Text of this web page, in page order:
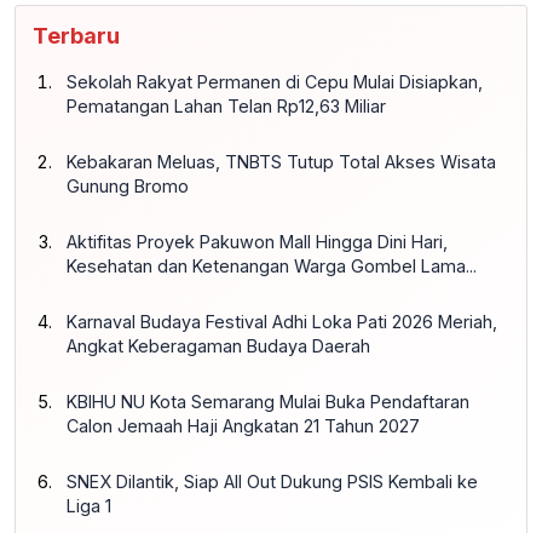
Terbaru
Sekolah Rakyat Permanen di Cepu Mulai Disiapkan,
Pematangan Lahan Telan Rp12,63 Miliar
Kebakaran Meluas, TNBTS Tutup Total Akses Wisata
Gunung Bromo
Aktifitas Proyek Pakuwon Mall Hingga Dini Hari,
Kesehatan dan Ketenangan Warga Gombel Lama...
Karnaval Budaya Festival Adhi Loka Pati 2026 Meriah,
Angkat Keberagaman Budaya Daerah
KBIHU NU Kota Semarang Mulai Buka Pendaftaran
Calon Jemaah Haji Angkatan 21 Tahun 2027
SNEX Dilantik, Siap All Out Dukung PSIS Kembali ke
Liga 1